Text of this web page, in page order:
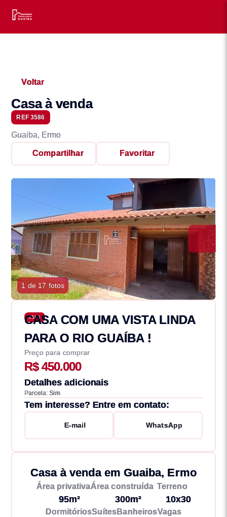
Voltar
Casa à venda
REF 3586
Guaiba, Ermo
Compartilhar Favoritar
1 de 17 fotos
3586
CASA COM UMA VISTA LINDA
PARA O RIO GUAÍBA !
Preço para comprar
R$ 450.000
Detalhes adicionais
Parcela: Sim
Tem interesse? Entre em contato:
E-mail WhatsApp
Casa à venda em Guaiba, Ermo
Área privativa
95m²
Área construída
300m²
Terreno
10x30
DormitóriosSuítesBanheirosVagas